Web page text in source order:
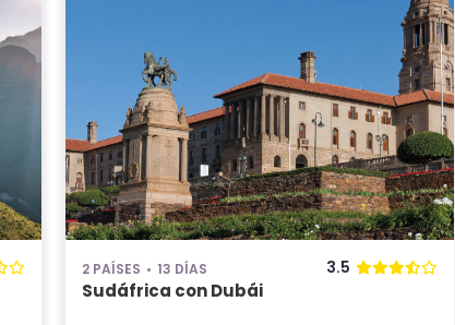
2 PAÍSES 13 DÍAS 3.5
Sudáfrica con Dubái